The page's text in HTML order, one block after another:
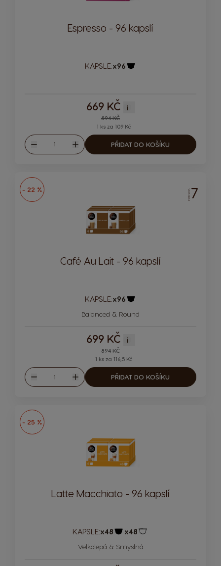
Espresso - 96 kapslí
KAPSLE:x96
Regular Price
894 KČ
669 KČ i
1 ks za 109 Kč
Množství
Zvýšit
PŘIDAT DO KOŠÍKU
- 22 % INTENZITA7
Café Au Lait - 96 kapslí
KAPSLE:x96
Balanced & Round
Regular Price
894 KČ
699 KČ i
1 ks za 116,5 Kč
Množství
Zvýšit
PŘIDAT DO KOŠÍKU
- 25 %
Latte Macchiato - 96 kapslí
KAPSLE:x48 x48
Velkolepá & Smyslná